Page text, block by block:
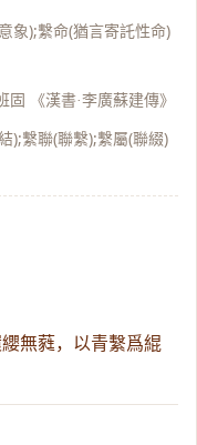
象);繫命(猶言寄託性命)
固 《漢書·李廣蘇建傳》
);繫聯(聯繫);繫屬(聯綴)
無蕤，以青繫爲緄